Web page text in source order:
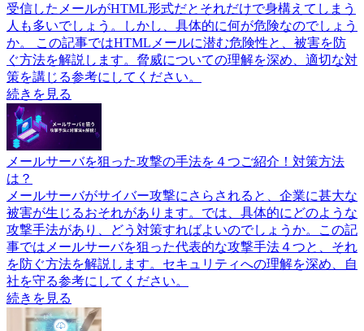
受信したメールがHTML形式だとそれだけで身構えてしまう
人も多いでしょう。しかし、具体的に何が危険なのでしょう
か。 この記事ではHTMLメールに潜む危険性と、被害を防
ぐ方法を解説します。脅威についての理解を深め、適切な対
策を講じる参考にしてください。
続きを見る
メールサーバを狙った攻撃の手法を４つご紹介！対策方法
は？
メールサーバがサイバー攻撃にさらされると、企業に甚大な
被害が生じるおそれがあります。では、具体的にどのような
攻撃手法があり、どう対策すればよいのでしょうか。この記
事ではメールサーバを狙った代表的な攻撃手法４つと、それ
を防ぐ方法を解説します。セキュリティへの理解を深め、自
社を守る参考にしてください。
続きを見る